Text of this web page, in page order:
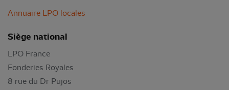
Annuaire LPO locales
Siège national
LPO France
Fonderies Royales
8 rue du Dr Pujos